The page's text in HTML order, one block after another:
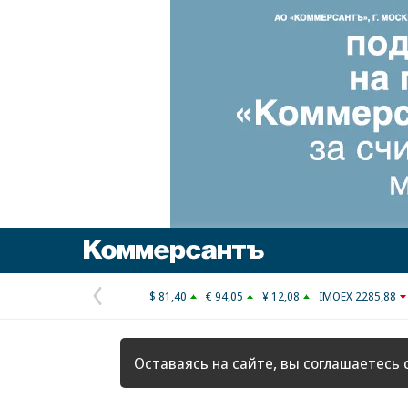
Предыдущая
страница
$ 81,40 € 94,05 ¥ 12,08 IMOEX 2285,88
Оставаясь на сайте, вы соглашаетесь